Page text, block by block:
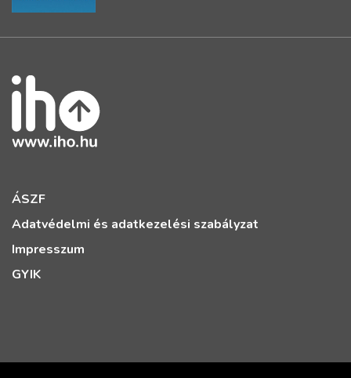
ÁSZF
Adatvédelmi és adatkezelési szabályzat
Impresszum
GYIK